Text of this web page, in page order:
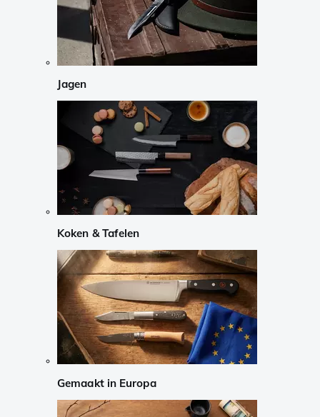
Jagen
Koken & Tafelen
Gemaakt in Europa